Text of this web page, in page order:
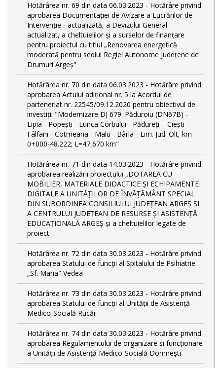
Hotărârea nr. 69 din data 06.03.2023 - Hotărâre privind
aprobarea Documentației de Avizare a Lucrărilor de
Intervenție - actualizată, a Devizului General -
actualizat, a cheltuielilor și a surselor de finanțare
pentru proiectul cu titlul „Renovarea energetică
moderată pentru sediul Regiei Autonome Județene de
Drumuri Argeș"
Hotărârea nr. 70 din data 06.03.2023 - Hotărâre privind
aprobarea Actului adițional nr. 5 la Acordul de
parteneriat nr. 22545/09.12.2020 pentru obiectivul de
investiții "Modernizare DJ 679: Păduroiu (DN67B) -
Lipia - Popești - Lunca Corbului - Pădureți – Ciești -
Fâlfani - Cotmeana - Malu - Bârla - Lim. Jud. Olt, km
0+000-48.222; L=47,670 km"
Hotărârea nr. 71 din data 14.03.2023 - Hotărâre privind
aprobarea realizării proiectului „DOTAREA CU
MOBILIER, MATERIALE DIDACTICE ȘI ECHIPAMENTE
DIGITALE A UNITĂȚILOR DE ÎNVĂȚĂMÂNT SPECIAL
DIN SUBORDINEA CONSILIULUI JUDEȚEAN ARGEȘ ȘI
A CENTRULUI JUDEȚEAN DE RESURSE ȘI ASISTENȚĂ
EDUCAȚIONALĂ ARGEȘ și a cheltuielilor legate de
proiect
Hotărârea nr. 72 din data 30.03.2023 - Hotărâre privind
aprobarea Statului de funcţii al Spitalului de Psihiatrie
„Sf. Maria" Vedea
Hotărârea nr. 73 din data 30.03.2023 - Hotărâre privind
aprobarea Statului de funcții al Unității de Asistență
Medico-Socială Rucăr
Hotărârea nr. 74 din data 30.03.2023 - Hotărâre privind
aprobarea Regulamentului de organizare și funcționare
a Unității de Asistență Medico-Socială Domnești